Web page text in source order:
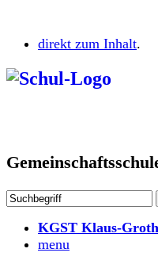
direkt zum Inhalt.
KGST Klaus-
menu